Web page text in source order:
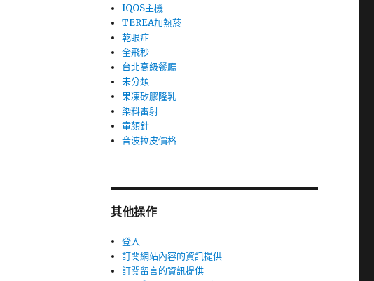
IQOS主機
TEREA加熱菸
乾眼症
全飛秒
台北高級餐廳
未分類
果凍矽膠隆乳
染料雷射
童顏針
音波拉皮價格
其他操作
登入
訂閱網站內容的資訊提供
訂閱留言的資訊提供